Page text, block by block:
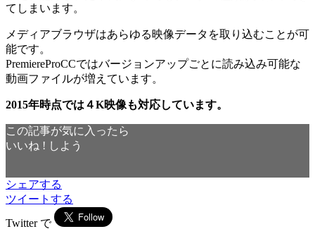
てしまいます。
メディアブラウザはあらゆる映像データを取り込むことが可
能です。
PremiereProCCではバージョンアップごとに読み込み可能な
動画ファイルが増えています。
2015年時点では４K映像も対応しています。
この記事が気に入ったら
いいね ! しよう
シェアする
ツイートする
Twitter で